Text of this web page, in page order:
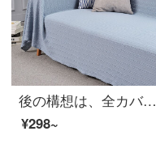
後の構想は、全カバー式ソファタオルの弾力性のあるソファーのベッドカバーの全カバーが純色で現代簡単です。四季通用ネットの赤いソファカバーの防塵保護パッド浅天藍90*90 cmです。
¥298~